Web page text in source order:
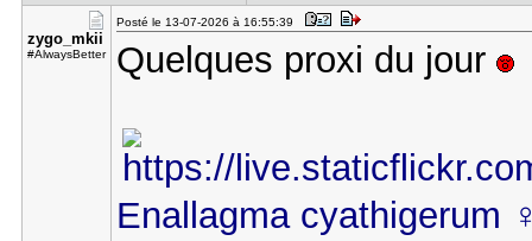
zygo_mkii
#AlwaysBetter
Posté le 13-07-2026 à 16:55:39
Quelques proxi du jour
Enallagma cyathigerum